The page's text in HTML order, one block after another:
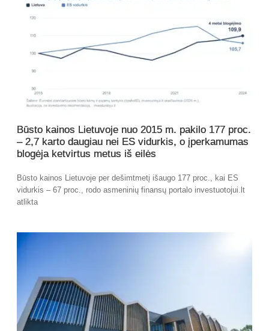
Būsto kainos Lietuvoje nuo 2015 m. pakilo 177 proc.
– 2,7 karto daugiau nei ES vidurkis, o įperkamumas
blogėja ketvirtus metus iš eilės
Būsto kainos Lietuvoje per dešimtmetį išaugo 177 proc., kai ES
vidurkis – 67 proc., rodo asmeninių finansų portalo investuotojui.lt
atlikta